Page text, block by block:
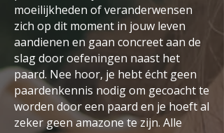
moeilijkheden of veranderwensen
zich op dit moment in jouw leven
aandienen en gaan concreet aan de
slag door oefeningen naast het
paard. Nee hoor, je hebt écht geen
paardenkennis nodig om gecoacht te
worden door een paard en je hoeft al
zeker geen amazone te zijn. Alle